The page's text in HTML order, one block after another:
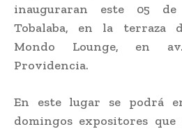
inauguraran este 05 de
Tobalaba, en la terraza
Mondo Lounge, en
Providencia.
En este lugar se podrá
domingos expositores